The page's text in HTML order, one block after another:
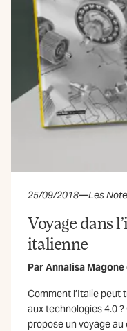
25/09/2018—Les
Voyage dans
italienne
ParAnnalisa Magone
Comment l’Italie peut
aux technologies 4.0
propose un voyage